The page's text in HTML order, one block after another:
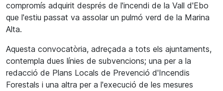
compromís adquirit després de l'incendi de la Vall d'Ebo
que l'estiu passat va assolar un pulmó verd de la Marina
Alta.
Aquesta convocatòria, adreçada a tots els ajuntaments,
contempla dues línies de subvencions; una per a la
redacció de Plans Locals de Prevenció d'Incendis
Forestals i una altra per a l'execució de les mesures